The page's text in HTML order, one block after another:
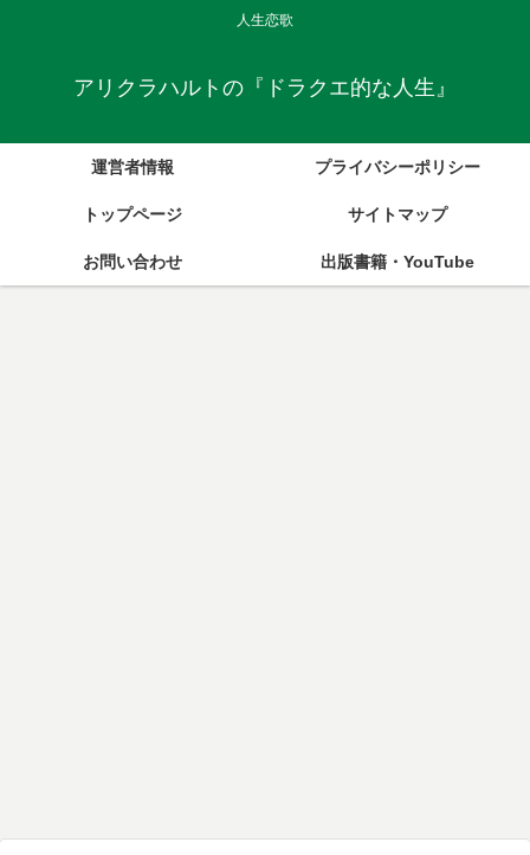
人生恋歌
アリクラハルトの『ドラクエ的な人生』
運営者情報 プライバシーポリシー
トップページ サイトマップ
お問い合わせ 出版書籍・YouTube